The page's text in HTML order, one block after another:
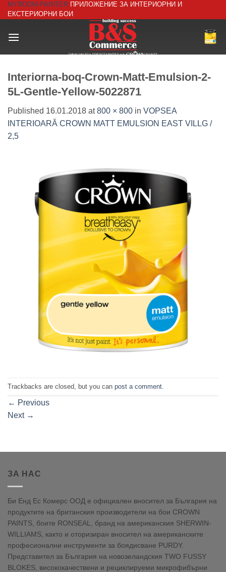
Skip
to
MYROOM-PAINTER ПРИЛОЖЕНИЕ ЗА ИНТЕРИОРНИ И
ЕКСТЕРИОРНИ БОИ
Interiorna-boq-Crown-Matt-Emulsion-2-
5L-Gentle-Yellow-5022871
Published 16.01.2018 at800 × 800 in VOPSEA
INTERIOARĂ CROWN MATT EMULSION EAST VILLG /
2,5
Trackbacks are closed, but you can post a comment
← Previous
Next →
ЗА НАС
Би Енд Ес Комерс ООД е официален вносител за България на
продуктите на британския производители на бои CROWN
PAINTS, боите RONSEAL, бранд на американския SHERWIN-
WILLIAMS, както и оторизиран вносител на американските
професионални инструменти за боядисване PURDY.
Представител за България на новозеландския TWO FUSSY
BLOKES, висококачествени и рециклируеми микрофибърни